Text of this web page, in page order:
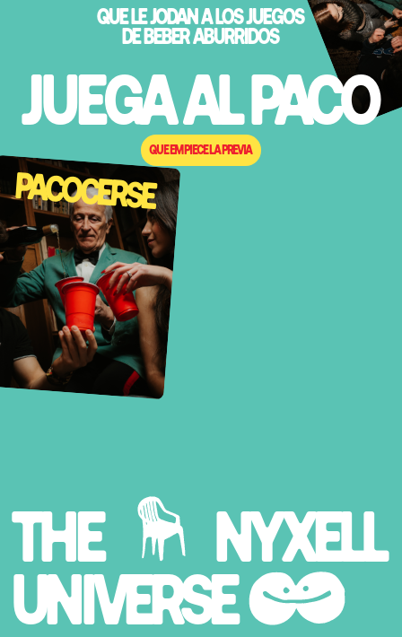
QUE LE JODAN A LOS JUEGOS
DE BEBER ABURRIDOS
JUEGA AL PACO
PACOCERSE
QUE EMPIECE LA PREVIA
THE
NYXELL
UNIVERSE